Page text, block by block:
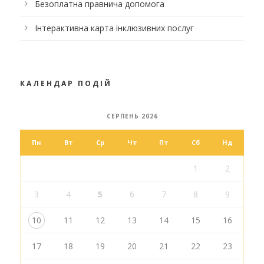
Безоплатна правнича допомога
Інтерактивна карта інклюзивних послуг
КАЛЕНДАР ПОДІЙ
СЕРПЕНЬ 2026
Пн Вт Ср Чт Пт Сб Нд
1 2
3 4 5 6 7 8 9
10 11 12 13 14 15 16
17 18 19 20 21 22 23